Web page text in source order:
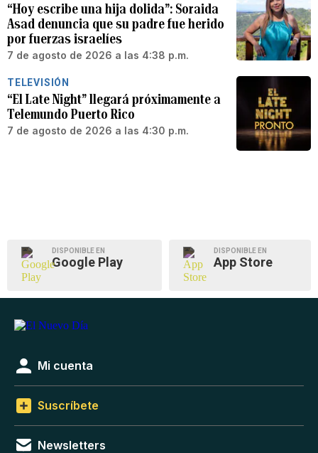
“Hoy escribe una hija dolida”: Soraida
Asad denuncia que su padre fue herido
por fuerzas israelíes
7 de agosto de 2026 a las 4:38 p.m.
TELEVISIÓN
“El Late Night” llegará próximamente a
Telemundo Puerto Rico
7 de agosto de 2026 a las 4:30 p.m.
DISPONIBLE EN
Google Play
DISPONIBLE EN
App Store
Mi cuenta
Suscríbete
Newsletters